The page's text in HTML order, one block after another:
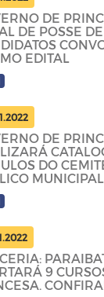
DE
DE POSSE DE
EDITAL
DE
DO
MUNICIPAL
9